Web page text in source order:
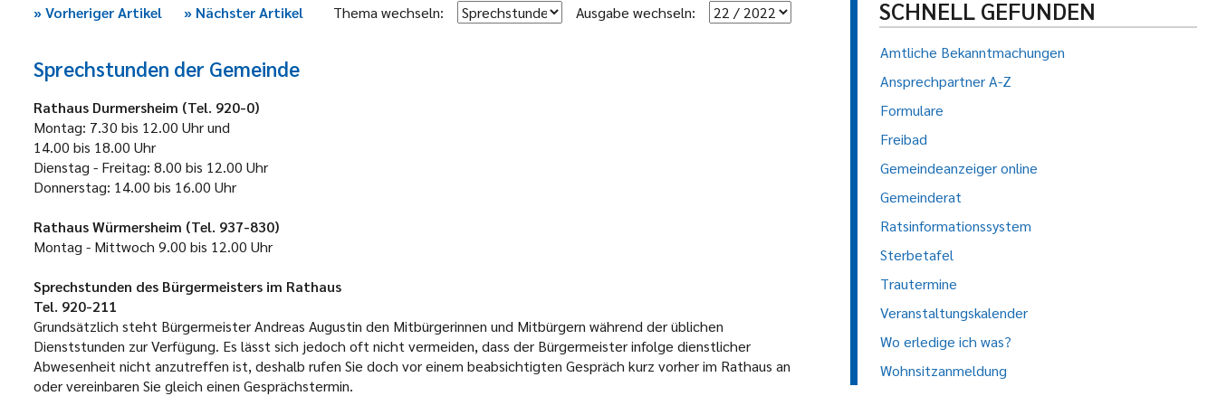
»Vorheriger Artikel » Nächster Artikel Thema wechseln: Ausgabe wechseln:
Sprechstunden der Gemeinde
Rathaus Durmersheim (Tel. 920-0)
Montag: 7.30 bis 12.00 Uhr und
14.00 bis 18.00 Uhr
Dienstag - Freitag: 8.00 bis 12.00 Uhr
Donnerstag: 14.00 bis 16.00 Uhr
Rathaus Würmersheim (Tel. 937-830)
Montag - Mittwoch 9.00 bis 12.00 Uhr
Sprechstunden des Bürgermeisters im Rathaus
Tel. 920-211
Grundsätzlich steht Bürgermeister Andreas Augustin den Mitbürgerinnen und Mitbürgern während der üblichen
Dienststunden zur Verfügung. Es lässt sich jedoch oft nicht vermeiden, dass der Bürgermeister infolge dienstlicher
Abwesenheit nicht anzutreffen ist, deshalb rufen Sie doch vor einem beabsichtigten Gespräch kurz vorher im Rathaus an
oder vereinbaren Sie gleich einen Gesprächstermin.
SCHNELL GEFUNDEN
Amtliche Bekanntmachungen
Ansprechpartner A-Z
Formulare
Freibad
Gemeindeanzeiger online
Gemeinderat
Ratsinformationssystem
Sterbetafel
Trautermine
Veranstaltungskalender
Wo erledige ich was?
Wohnsitzanmeldung